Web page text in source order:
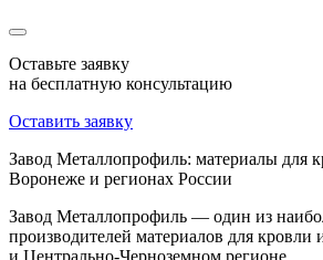
Оставьте заявку
на бесплатную консультацию
Оставить заявку
Завод Металлопрофиль: материалы для
Воронеже и регионах России
Завод Металлопрофиль — один из
производителей материалов для кровли
и Центрально-Черноземном регионе